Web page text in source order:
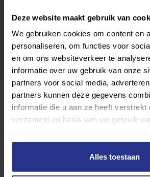
Deze website maakt gebruik van
We gebruiken cookies om content en
personaliseren, om functies voor
en om ons websiteverkeer te
informatie over uw gebruik van onze
partners voor social media,
partners kunnen deze gegevens
informatie die u aan ze heeft verstrekt
verzameld op basis van uw gebruik
Alles toestaan